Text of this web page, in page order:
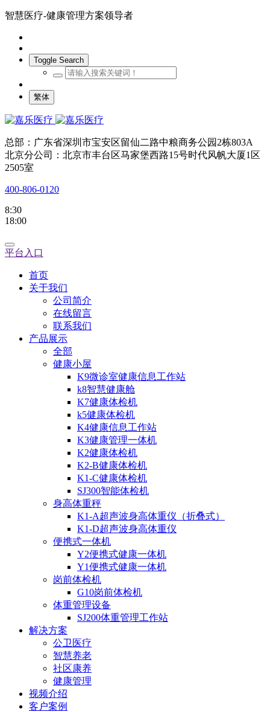
智慧医疗-健康管理方案领导者
Toggle Search
繁体
总部：广东省深圳市宝安区留仙二路中粮商务公园2栋803A
北京分公司：北京市丰台区马家堡西路15号时代风帆大厦1区
2505室
400-806-0120
8:30
18:00
平台入口
首页
关于我们
公司简介
在线留言
联系我们
产品展示
全部
健康小屋
K9微诊室健康信息工作站
k8智慧健康舱
K7健康体检机
k5健康体检机
K4健康信息工作站
K3健康管理一体机
K2健康体检机
K2-B健康体检机
K1-C健康体检机
SJ300智能体检机
身高体重秤
K1-A超声波身高体重仪（折叠式）
K1-D超声波身高体重仪
便携式一体机
Y2便携式健康一体机
Y1便携式健康一体机
岗前体检机
G10岗前体检机
体重管理设备
SJ200体重管理工作站
解决方案
公卫医疗
智慧养老
社区康养
健康管理
视频介绍
客户案例